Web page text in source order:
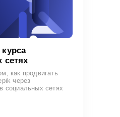
сетях
как продвигать
через
социальных сетях